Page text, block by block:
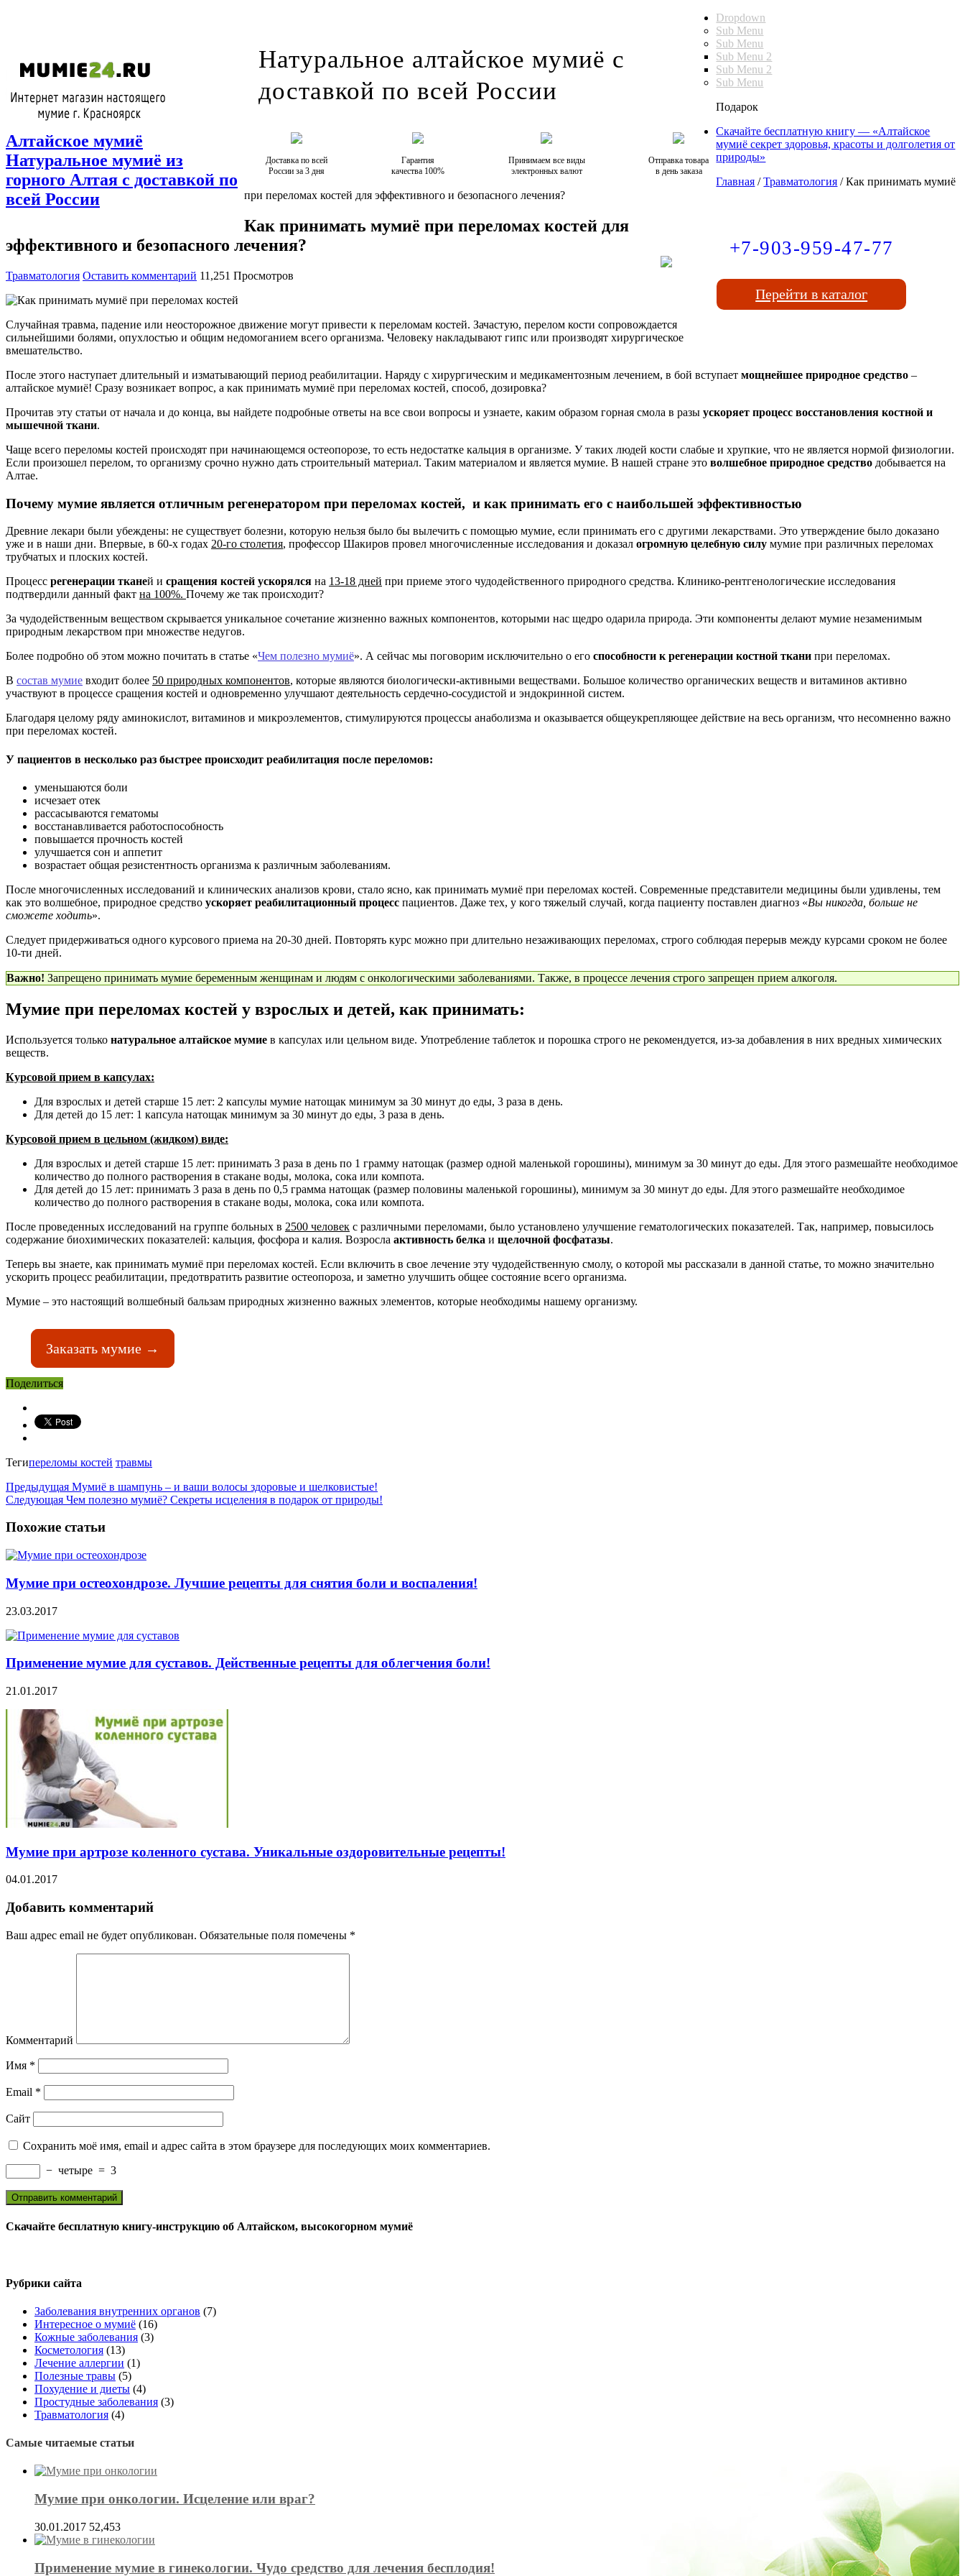
Алтайское мумиё
Натуральное мумиё из
горного Алтая с доставкой по
всей России
Натуральное алтайское мумиё с
доставкой по всей России
Доставка по всей
России за 3 дня
Гарантия
качества 100%
Принимаем все виды
электронных валют
Отправка товара
в день заказа
+7-903-959-47-77
Перейти в каталог
Dropdown
Sub Menu
Sub Menu
Sub Menu 2
Sub Menu 2
Sub Menu
Подарок
Скачайте бесплатную книгу — «Алтайское
мумиё секрет здоровья, красоты и долголетия от
природы»
Главная / Травматология / Как принимать мумиё
при переломах костей для эффективного и безопасного лечения?
Как принимать мумиё при переломах костей для
эффективного и безопасного лечения?
Травматология Оставить комментарий 11,251 Просмотров
Случайная травма, падение или неосторожное движение могут привести к переломам костей. Зачастую, перелом кости сопровождается
сильнейшими болями, опухлостью и общим недомоганием всего организма. Человеку накладывают гипс или производят хирургическое
вмешательство.
После этого наступает длительный и изматывающий период реабилитации. Наряду с хирургическим и медикаментозным лечением, в бой вступает мощнейшее природное средство –
алтайское мумиё! Сразу возникает вопрос, а как принимать мумиё при переломах костей, способ, дозировка?
Прочитав эту статьи от начала и до конца, вы найдете подробные ответы на все свои вопросы и узнаете, каким образом горная смола в разы ускоряет процесс восстановления костной и
мышечной ткани.
Чаще всего переломы костей происходят при начинающемся остеопорозе, то есть недостатке кальция в организме. У таких людей кости слабые и хрупкие, что не является нормой физиологии.
Если произошел перелом, то организму срочно нужно дать строительный материал. Таким материалом и является мумие. В нашей стране это волшебное природное средство добывается на
Алтае.
Почему мумие является отличным регенератором при переломах костей, и как принимать его с наибольшей эффективностью
Древние лекари были убеждены: не существует болезни, которую нельзя было бы вылечить с помощью мумие, если принимать его с другими лекарствами. Это утверждение было доказано
уже и в наши дни. Впервые, в 60-х годах 20-го столетия, профессор Шакиров провел многочисленные исследования и доказал огромную целебную силу мумие при различных переломах
трубчатых и плоских костей.
Процесс регенерации тканей и сращения костей ускорялся на 13-18 дней при приеме этого чудодейственного природного средства. Клинико-рентгенологические исследования
подтвердили данный факт на 100%. Почему же так происходит?
За чудодейственным веществом скрывается уникальное сочетание жизненно важных компонентов, которыми нас щедро одарила природа. Эти компоненты делают мумие незаменимым
природным лекарством при множестве недугов.
Более подробно об этом можно почитать в статье «Чем полезно мумиё». А сейчас мы поговорим исключительно о его способности к регенерации костной ткани при переломах.
В состав мумие входит более 50 природных компонентов, которые являются биологически-активными веществами. Большое количество органических веществ и витаминов активно
участвуют в процессе сращения костей и одновременно улучшают деятельность сердечно-сосудистой и эндокринной систем.
Благодаря целому ряду аминокислот, витаминов и микроэлементов, стимулируются процессы анаболизма и оказывается общеукрепляющее действие на весь организм, что несомненно важно
при переломах костей.
У пациентов в несколько раз быстрее происходит реабилитация после переломов:
уменьшаются боли
исчезает отек
рассасываются гематомы
восстанавливается работоспособность
повышается прочность костей
улучшается сон и аппетит
возрастает общая резистентность организма к различным заболеваниям.
После многочисленных исследований и клинических анализов крови, стало ясно, как принимать мумиё при переломах костей. Современные представители медицины были удивлены, тем
как это волшебное, природное средство ускоряет реабилитационный процесс пациентов. Даже тех, у кого тяжелый случай, когда пациенту поставлен диагноз «Вы никогда, больше не
сможете ходить».
Следует придерживаться одного курсового приема на 20-30 дней. Повторять курс можно при длительно незаживающих переломах, строго соблюдая перерыв между курсами сроком не более
10-ти дней.
Важно! Запрещено принимать мумие беременным женщинам и людям с онкологическими заболеваниями. Также, в процессе лечения строго запрещен прием алкоголя.
Мумие при переломах костей у взрослых и детей, как принимать:
Используется только натуральное алтайское мумие в капсулах или цельном виде. Употребление таблеток и порошка строго не рекомендуется, из-за добавления в них вредных химических
веществ.
Курсовой прием в капсулах:
Для взрослых и детей старше 15 лет: 2 капсулы мумие натощак минимум за 30 минут до еды, 3 раза в день.
Для детей до 15 лет: 1 капсула натощак минимум за 30 минут до еды, 3 раза в день.
Курсовой прием в цельном (жидком) виде:
Для взрослых и детей старше 15 лет: принимать 3 раза в день по 1 грамму натощак (размер одной маленькой горошины), минимум за 30 минут до еды. Для этого размешайте необходимое
количество до полного растворения в стакане воды, молока, сока или компота.
Для детей до 15 лет: принимать 3 раза в день по 0,5 грамма натощак (размер половины маленькой горошины), минимум за 30 минут до еды. Для этого размешайте необходимое
количество до полного растворения в стакане воды, молока, сока или компота.
После проведенных исследований на группе больных в 2500 человек с различными переломами, было установлено улучшение гематологических показателей. Так, например, повысилось
содержание биохимических показателей: кальция, фосфора и калия. Возросла активность белка и щелочной фосфатазы.
Теперь вы знаете, как принимать мумиё при переломах костей. Если включить в свое лечение эту чудодейственную смолу, о которой мы рассказали в данной статье, то можно значительно
ускорить процесс реабилитации, предотвратить развитие остеопороза, и заметно улучшить общее состояние всего организма.
Мумие – это настоящий волшебный бальзам природных жизненно важных элементов, которые необходимы нашему организму.
Заказать мумие →
Поделиться
Тегипереломы костей травмы
Предыдущая Мумиё в шампунь – и ваши волосы здоровые и шелковистые!
Следующая Чем полезно мумиё? Секреты исцеления в подарок от природы!
Похожие статьи
Мумие при остеохондрозе. Лучшие рецепты для снятия боли и воспаления!
23.03.2017
Применение мумие для суставов. Действенные рецепты для облегчения боли!
21.01.2017
Мумие при артрозе коленного сустава. Уникальные оздоровительные рецепты!
04.01.2017
Добавить комментарий
Ваш адрес email не будет опубликован. Обязательные поля помечены *
Комментарий
Имя *
Email *
Сайт
Сохранить моё имя, email и адрес сайта в этом браузере для последующих моих комментариев.
− четыре = 3
Скачайте бесплатную книгу-инструкцию об Алтайском, высокогорном мумиё
Рубрики сайта
Заболевания внутренних органов (7)
Интересное о мумиё (16)
Кожные заболевания (3)
Косметология (13)
Лечение аллергии (1)
Полезные травы (5)
Похудение и диеты (4)
Простудные заболевания (3)
Травматология (4)
Самые читаемые статьи
Мумие при онкологии. Исцеление или враг?
30.01.2017 52,453
Применение мумие в гинекологии. Чудо средство для лечения бесплодия!